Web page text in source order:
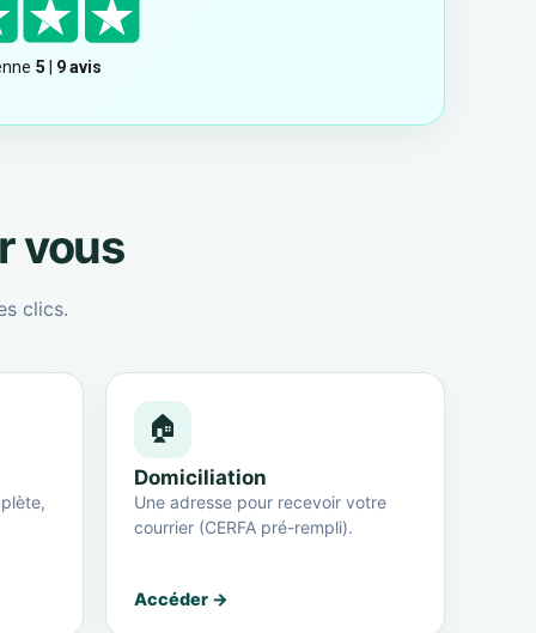
vous
clics.
🏠
Domiciliation
Une adresse pour recevoir votre
courrier (CERFA pré-rempli).
Accéder →